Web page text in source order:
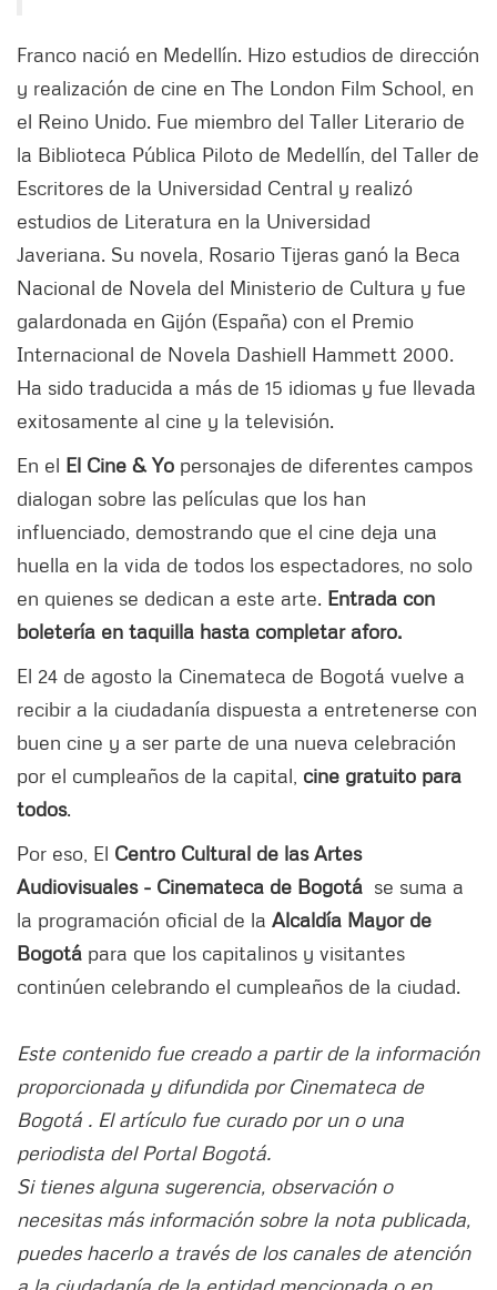
Franco nació en Medellín. Hizo estudios de dirección
y realización de cine en The London Film School, en
el Reino Unido. Fue miembro del Taller Literario de
la Biblioteca Pública Piloto de Medellín, del Taller de
Escritores de la Universidad Central y realizó
estudios de Literatura en la Universidad
Javeriana. Su novela, Rosario Tijeras ganó la Beca
Nacional de Novela del Ministerio de Cultura y fue
galardonada en Gijón (España) con el Premio
Internacional de Novela Dashiell Hammett 2000.
Ha sido traducida a más de 15 idiomas y fue llevada
exitosamente al cine y la televisión.
En el El Cine & Yo personajes de diferentes campos
dialogan sobre las películas que los han
influenciado, demostrando que el cine deja una
huella en la vida de todos los espectadores, no solo
en quienes se dedican a este arte. Entrada con
boletería en taquilla hasta completar aforo.
El 24 de agosto la Cinemateca de Bogotá vuelve a
recibir a la ciudadanía dispuesta a entretenerse con
buen cine y a ser parte de una nueva celebración
por el cumpleaños de la capital, cine gratuito para
todos.
Por eso, El Centro Cultural de las Artes
Audiovisuales - Cinemateca de Bogotá se suma a
la programación oficial de la Alcaldía Mayor de
Bogotá para que los capitalinos y visitantes
continúen celebrando el cumpleaños de la ciudad.
Este contenido fue creado a partir de la información
proporcionada y difundida por Cinemateca de
Bogotá . El artículo fue curado por un o una
periodista del Portal Bogotá.
Si tienes alguna sugerencia, observación o
necesitas más información sobre la nota publicada,
puedes hacerlo a través de los canales de atención